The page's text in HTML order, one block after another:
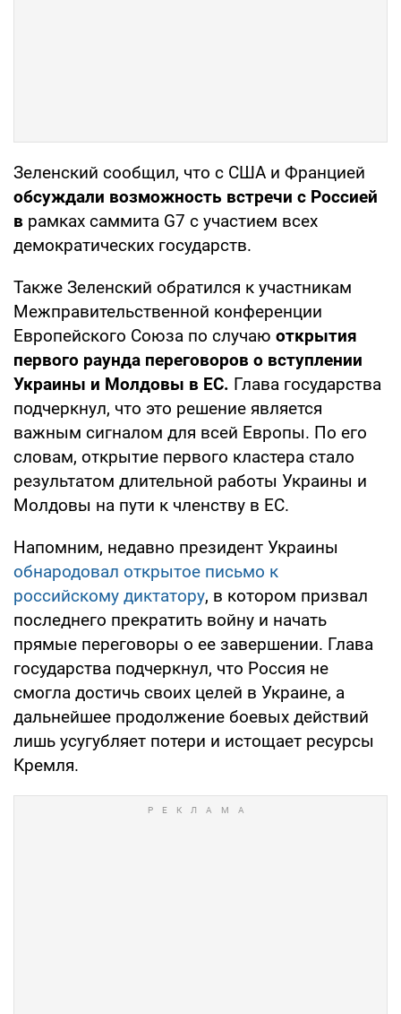
Зеленский сообщил, что с США и Францией
обсуждали возможность встречи с Россией
в рамках саммита G7 с участием всех
демократических государств.
Также Зеленский обратился к участникам
Межправительственной конференции
Европейского Союза по случаю открытия
первого раунда переговоров о вступлении
Украины и Молдовы в ЕС. Глава государства
подчеркнул, что это решение является
важным сигналом для всей Европы. По его
словам, открытие первого кластера стало
результатом длительной работы Украины и
Молдовы на пути к членству в ЕС.
Напомним, недавно президент Украины
обнародовал открытое письмо к
российскому диктатору, в котором призвал
последнего прекратить войну и начать
прямые переговоры о ее завершении. Глава
государства подчеркнул, что Россия не
смогла достичь своих целей в Украине, а
дальнейшее продолжение боевых действий
лишь усугубляет потери и истощает ресурсы
Кремля.